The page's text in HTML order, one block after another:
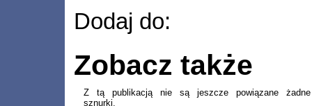
Dodaj do:
Zobacz także
Z tą publikacją nie są jeszcze powiązane żadne
sznurki.